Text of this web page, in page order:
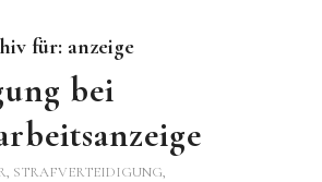
für: anzeige
bei
STRAFVERTEIDIGUNG,